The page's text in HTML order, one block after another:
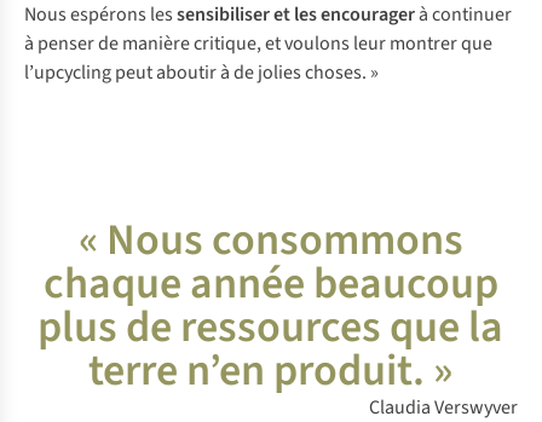
Nous espérons lessensibiliser et les encouragerà continuer
à penser de manière critique, et voulons leur montrer que
l’upcycling peut aboutir à de jolies choses. »
« Nous consommons
chaque année beaucoup
plus de ressources que la
terre n’en produit. »
Claudia Verswyver